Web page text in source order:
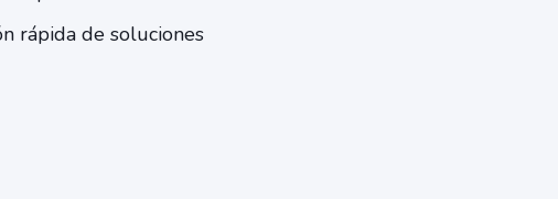
rápida de soluciones